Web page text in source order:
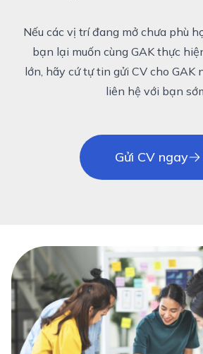
Nếu các vị trí đang mở chưa phù
bạn lại muốn cùng GAK thực
lớn, hãy cứ tự tin gửi CV cho GAK
liên hệ với bạn
Gửi CV ngay